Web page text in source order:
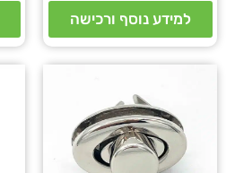
למידע נוסף ורכישה